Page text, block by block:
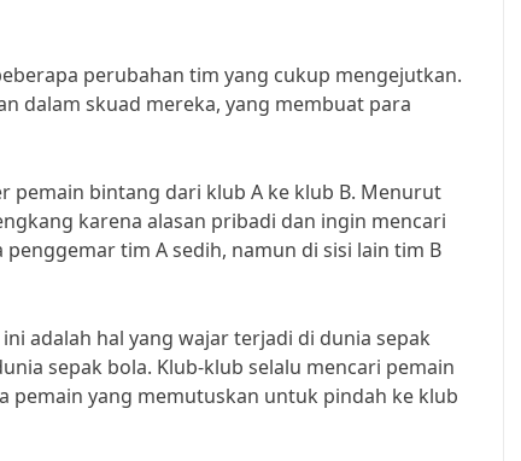
perubahan tim yang cukup mengejutkan.
dalam skuad mereka, yang membuat para
pemain bintang dari klub A ke klub B. Menurut
karena alasan pribadi dan ingin mencari
tim A sedih, namun di sisi lain tim B
adalah hal yang wajar terjadi di dunia sepak
sepak bola. Klub-klub selalu mencari pemain
yang memutuskan untuk pindah ke klub